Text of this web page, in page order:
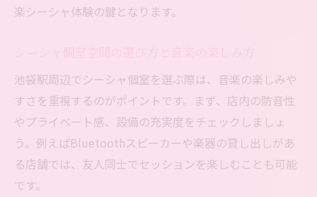
楽シーシャ体験の鍵となります。
池袋駅周辺でシーシャ個室を選ぶ際は、音楽の楽しみや
すさを重視するのがポイントです。まず、店内の防音性
やプライベート感、設備の充実度をチェックしましょ
う。例えばBluetoothスピーカーや楽器の貸し出しがあ
る店舗では、友人同士でセッションを楽しむことも可能
です。